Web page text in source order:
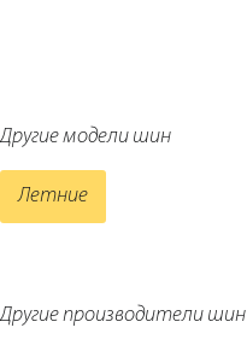
Другие модели шин
Летние
Другие производители шин